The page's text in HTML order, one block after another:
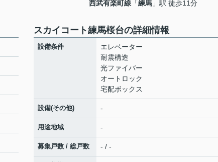
西武有楽町線 「練馬 」駅 徒歩11分
スカイコート練馬桜台の詳細情報
設備条件
エレベーター
耐震構造
光ファイバー
オートロック
宅配ボックス
設備(その他) -
用途地域 -
募集戸数 / 総戸数 - / -